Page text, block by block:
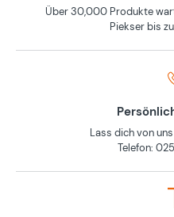
Über 30,000 Produkte
Piekser bis
Lass dich von
Telefon: